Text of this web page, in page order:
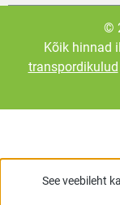
©
Kõik hinnad
transpordikulud
See veebileht